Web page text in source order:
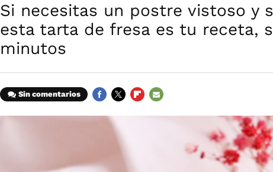
Si necesitas un postre vistoso y
esta tarta de fresa es tu receta,
minutos
Sin comentarios